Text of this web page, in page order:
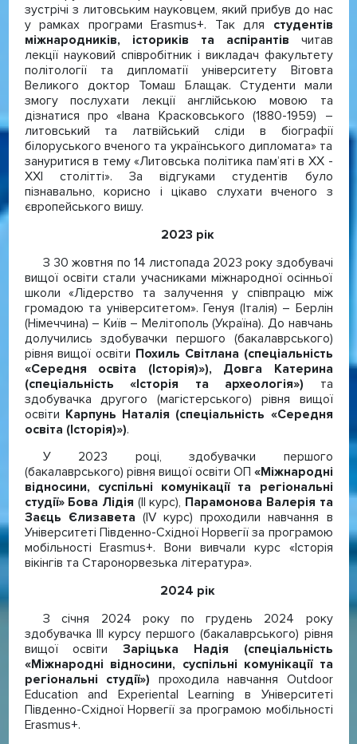
зустрічі з литовським науковцем, який прибув до нас
у рамках програми Erasmus+. Так для студентів
міжнародників, істориків та аспірантів читав
лекції науковий співробітник і викладач факультету
політології та дипломатії університету Вітовта
Великого доктор Томаш Блащак. Студенти мали
змогу послухати лекції англійською мовою та
дізнатися про «Івана Красковського (1880-1959) –
литовський та латвійський сліди в біографії
білоруського вченого та українського дипломата» та
зануритися в тему «Литовська політика пам’яті в ХХ -
ХХІ столітті». За відгуками студентів було
пізнавально, корисно і цікаво слухати вченого з
європейського вишу.
2023 рік
З 30 жовтня по 14 листопада 2023 року здобувачі
вищої освіти стали учасниками міжнародної осінньої
школи «Лідерство та залучення у співпрацю між
громадою та університетом». Генуя (Італія) – Берлін
(Німеччина) – Київ – Мелітополь (Україна). До навчань
долучились здобувачки першого (бакалаврського)
рівня вищої освіти Похиль Світлана (спеціальність
«Середня освіта (Історія)»), Довга Катерина
(спеціальність «Історія та археологія») та
здобувачка другого (магістерського) рівня вищої
освіти Карпунь Наталія (спеціальність «Середня
освіта (Історія)»).
У 2023 році, здобувачки першого
(бакалаврського) рівня вищої освіти ОП «Міжнародні
відносини, суспільні комунікації та регіональні
студії» Бова Лідія (ІІ курс), Парамонова Валерія та
Заєць Єлизавета (IV курс) проходили навчання в
Університеті Південно-Східної Норвегії за програмою
мобільності Erasmus+. Вони вивчали курс «Історія
вікінгів та Старонорвезька література».
2024 рік
З січня 2024 року по грудень 2024 року
здобувачка ІІІ курсу першого (бакалаврського) рівня
вищої освіти Заріцька Надія (спеціальність
«Міжнародні відносини, суспільні комунікації та
регіональні студії») проходила навчання Outdoor
Education and Experiental Learning в Університеті
Південно-Східної Норвегії за програмою мобільності
Erasmus+.